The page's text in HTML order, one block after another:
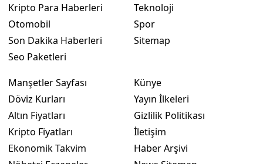
Kripto Para Haberleri
Otomobil
Son Dakika Haberleri
Seo Paketleri
Teknoloji
Spor
Sitemap
Manşetler Sayfası
Döviz Kurları
Altın Fiyatları
Kripto Fiyatları
Ekonomik Takvim
Künye
Yayın İlkeleri
Gizlilik Politikası
İletişim
Haber Arşivi